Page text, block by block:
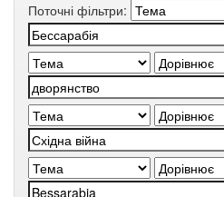
Поточні фільтри: